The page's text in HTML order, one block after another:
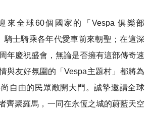
來全球60個國家的「Vespa 俱樂部
騎士騎乘各年代愛車前來朝聖；在這深
年慶祝盛會，無論是否擁有這部傳奇速
與友好氛圍的「Vespa主題村」都將為
自由的民眾敞開大門。誠摯邀請全球
齊聚羅馬，一同在永恆之城的蔚藍天空